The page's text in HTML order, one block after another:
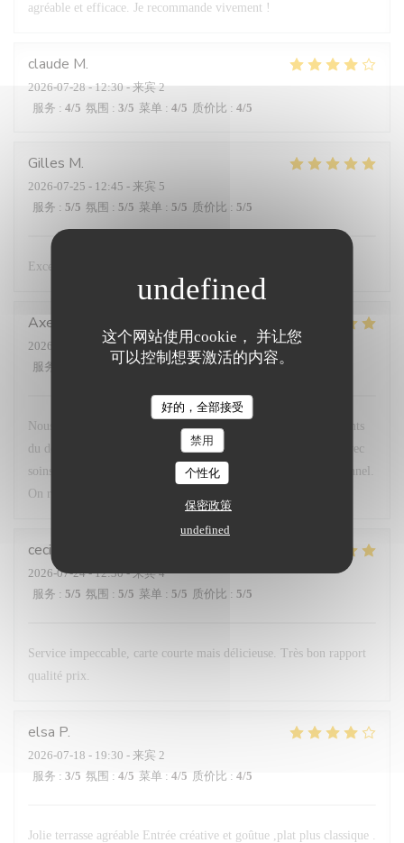
这个网站使用cookie， 并让您
可以控制想要激活的内容。
好的，全部接受
禁用
个性化
保密政策
undefined
agréable et efficace. Je recommande vivement !
claude M
2026-07-28 - 12:30 - 来宾 2
服务 : 4/5 氛围 : 3/5 菜单 : 4/5 质价比 : 4/5
Gilles M
2026-07-25 - 12:45 - 来宾 5
服务 : 5/5 氛围 : 5/5 菜单 : 5/5 质价比 : 5/5
Excellent !
Axelle
2026-07-24
- 20:15 - 来宾 4
服务
4 /5 菜单: 5/5 质价比: 4 /5
Nous avons passé un très bon moment. Les plats étaient excellents
du début à la fin. Un savoureux mélange de saveurs, cuisiner avec
soins et très bien présentés. Personnel très agréable et professionnel.
On recommande vivement pour les épicuriens.
cecile
2026-07-24- 12:30 - 来宾 4
服务 : 5/5 氛围 : 5/5 菜单 : 5/5 质价比 : 5/5
Service impeccable, carte courte mais délicieuse. Très bon rapport
qualité prix.
elsa P
2026-07-18 - 19:30 - 来宾 2
服务 : 3/5 氛围 : 4/5 菜单 : 4/5 质价比 : 4/5
Jolie terrasse agréable Entrée créative et goûtue ,plat plus classique .